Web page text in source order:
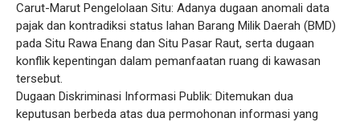
​Carut-Marut Pengelolaan Situ: Adanya dugaan anomali data
pajak dan kontradiksi status lahan Barang Milik Daerah (BMD)
pada Situ Rawa Enang dan Situ Pasar Raut, serta dugaan
konflik kepentingan dalam pemanfaatan ruang di kawasan
tersebut.
​Dugaan Diskriminasi Informasi Publik: Ditemukan dua
keputusan berbeda atas dua permohonan informasi yang